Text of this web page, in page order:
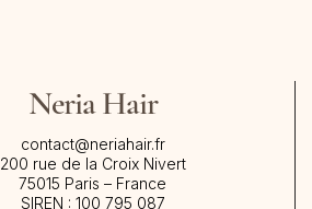
Neria Hair
contact@neriahair.fr
200 rue de la Croix Nivert
75015 Paris – France​
SIREN : 100 795 087